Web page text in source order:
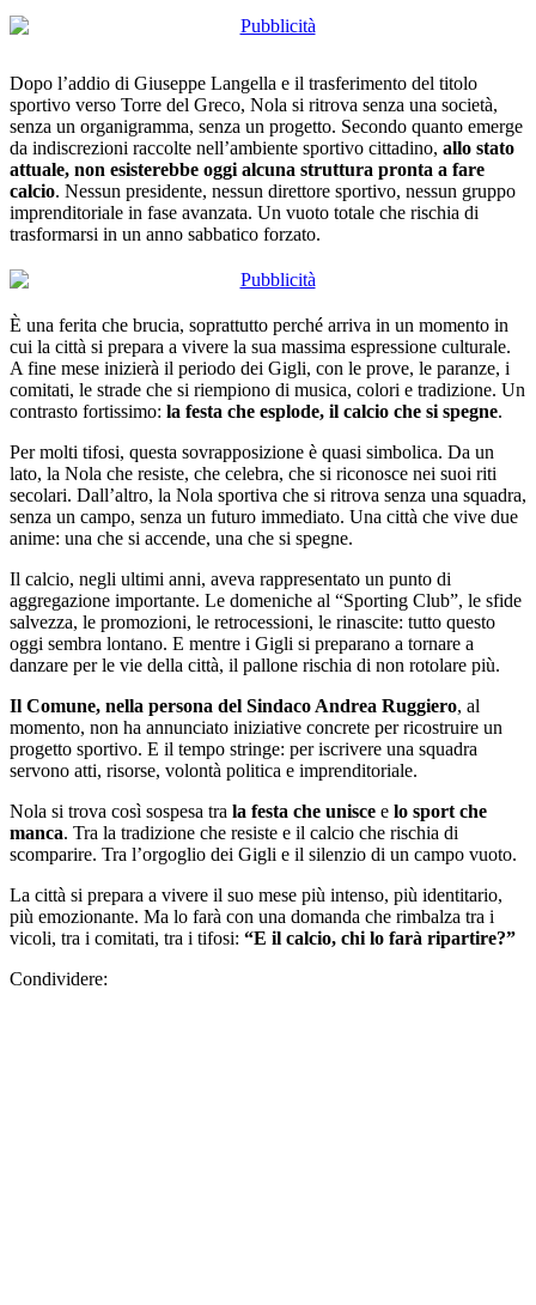
Dopo l’addio di Giuseppe Langella e il trasferimento del titolo
sportivo verso Torre del Greco, Nola si ritrova senza una società,
senza un organigramma, senza un progetto. Secondo quanto emerge
da indiscrezioni raccolte nell’ambiente sportivo cittadino, allo stato
attuale, non esisterebbe oggi alcuna struttura pronta a fare
calcio. Nessun presidente, nessun direttore sportivo, nessun gruppo
imprenditoriale in fase avanzata. Un vuoto totale che rischia di
trasformarsi in un anno sabbatico forzato.
È una ferita che brucia, soprattutto perché arriva in un momento in
cui la città si prepara a vivere la sua massima espressione culturale.
A fine mese inizierà il periodo dei Gigli, con le prove, le paranze, i
comitati, le strade che si riempiono di musica, colori e tradizione. Un
contrasto fortissimo: la festa che esplode, il calcio che si spegne.
Per molti tifosi, questa sovrapposizione è quasi simbolica. Da un
lato, la Nola che resiste, che celebra, che si riconosce nei suoi riti
secolari. Dall’altro, la Nola sportiva che si ritrova senza una squadra,
senza un campo, senza un futuro immediato. Una città che vive due
anime: una che si accende, una che si spegne.
Il calcio, negli ultimi anni, aveva rappresentato un punto di
aggregazione importante. Le domeniche al “Sporting Club”, le sfide
salvezza, le promozioni, le retrocessioni, le rinascite: tutto questo
oggi sembra lontano. E mentre i Gigli si preparano a tornare a
danzare per le vie della città, il pallone rischia di non rotolare più.
Il Comune, nella persona del Sindaco Andrea Ruggiero, al
momento, non ha annunciato iniziative concrete per ricostruire un
progetto sportivo. E il tempo stringe: per iscrivere una squadra
servono atti, risorse, volontà politica e imprenditoriale.
Nola si trova così sospesa tra la festa che unisce e lo sport che
manca. Tra la tradizione che resiste e il calcio che rischia di
scomparire. Tra l’orgoglio dei Gigli e il silenzio di un campo vuoto.
La città si prepara a vivere il suo mese più intenso, più identitario,
più emozionante. Ma lo farà con una domanda che rimbalza tra i
vicoli, tra i comitati, tra i tifosi: “E il calcio, chi lo farà ripartire?”
Condividere: